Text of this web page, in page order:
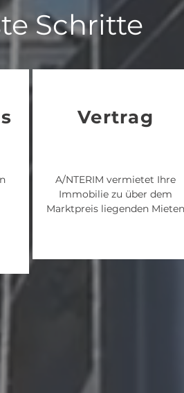
Schritte
Vertrag
A/NTERIM vermietet Ihre
Immobilie zu über dem
Marktpreis liegenden Mieten